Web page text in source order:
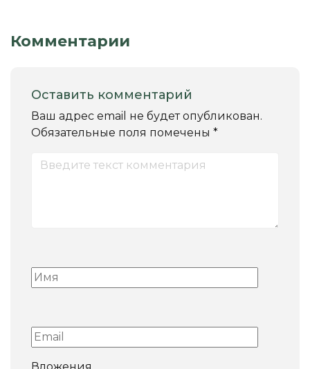
Комментарии
Оставить комментарий
Ваш адрес email не будет опубликован.
Обязательные поля помечены *